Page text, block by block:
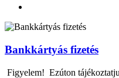
Bankkártyás fizetés
Figyelem! Ezúton